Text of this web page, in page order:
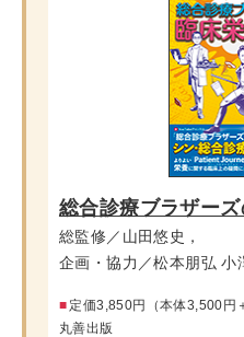
総合診療ブラザー
総監修／山田悠史，
企画・協力／松本朋弘 小
■ 定価3,850円（本体3,500円
丸善出版